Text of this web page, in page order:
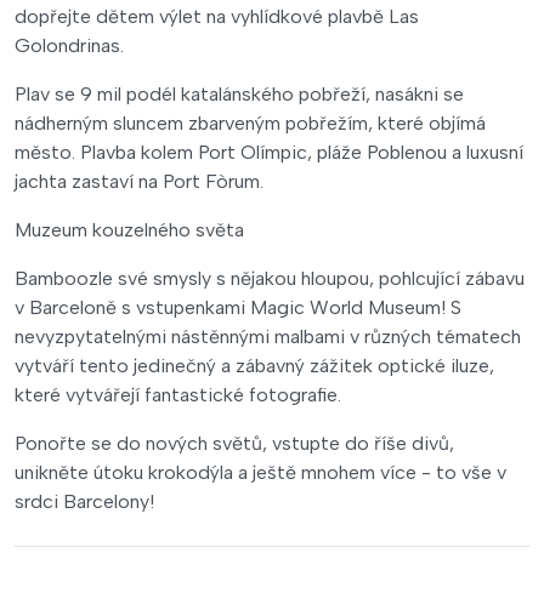
dopřejte dětem výlet na vyhlídkové plavbě Las
Golondrinas.
Plav se 9 mil podél katalánského pobřeží, nasákni se
nádherným sluncem zbarveným pobřežím, které objímá
město. Plavba kolem Port Olímpic, pláže Poblenou a luxusní
jachta zastaví na Port Fòrum.
Muzeum kouzelného světa
Bamboozle své smysly s nějakou hloupou, pohlcující zábavu
v Barceloně s vstupenkami Magic World Museum! S
nevyzpytatelnými nástěnnými malbami v různých tématech
vytváří tento jedinečný a zábavný zážitek optické iluze,
které vytvářejí fantastické fotografie.
Ponořte se do nových světů, vstupte do říše divů,
unikněte útoku krokodýla a ještě mnohem více - to vše v
srdci Barcelony!